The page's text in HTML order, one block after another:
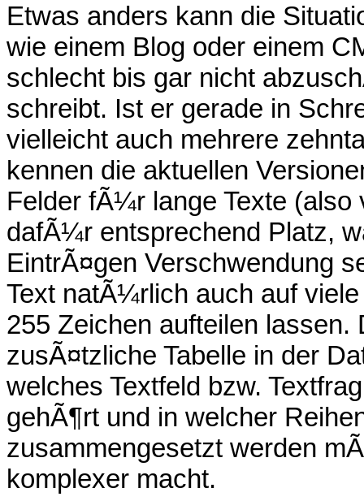
Etwas anders kann die
wie einem Blog oder einem
schlecht bis gar nicht
schreibt. Ist er gerade in
vielleicht auch mehrere
kennen die aktuellen
Felder fÃ¼r lange Texte
dafÃ¼r entsprechend Platz,
EintrÃ¤gen Verschwendung
Text natÃ¼rlich auch auf
255 Zeichen aufteilen lassen.
zusÃ¤tzliche Tabelle in der
welches Textfeld bzw.
gehÃ¶rt und in welcher
zusammengesetzt werden
komplexer macht.